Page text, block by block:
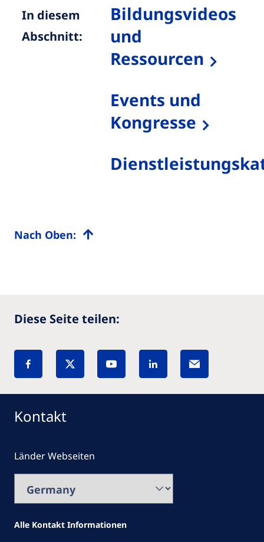
In diesem
Abschnitt:
Bildungsvideos
und
Ressourcen
Events und
Kongresse
Nach Oben:
Diese Seite teilen:
Kontakt
Länder Webseiten
Alle Kontakt Informationen